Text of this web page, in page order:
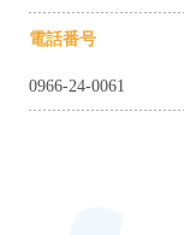
電話番号
0966-24-0061